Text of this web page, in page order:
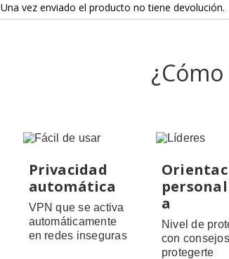
Una vez enviado el producto no tiene devolución.
Privacidad
automática
VPN que se activa
automáticamente
en redes inseguras
a
Nivel de
con
protegerte